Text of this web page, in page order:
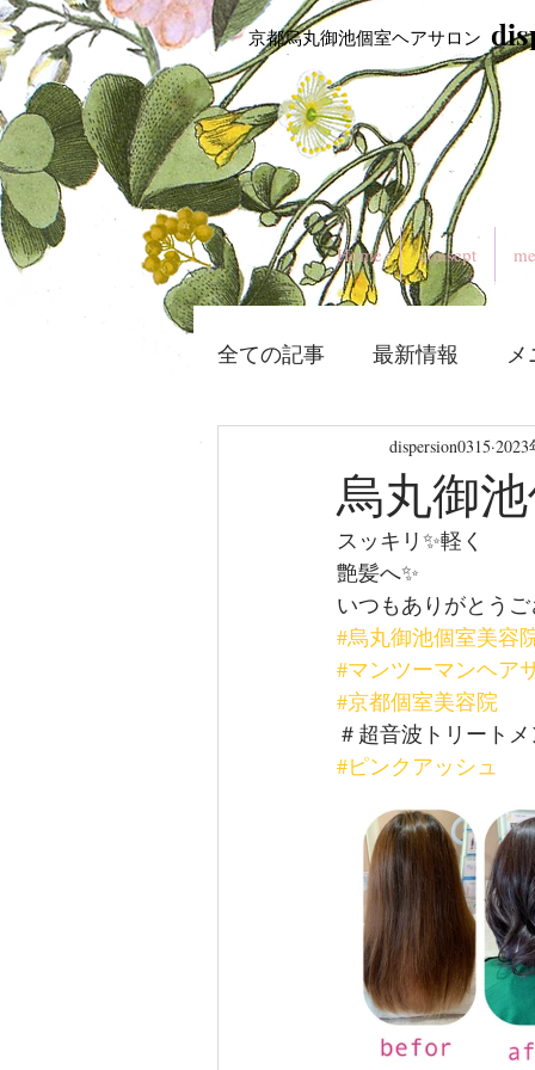
​ 京都烏丸御池個室ヘアサロン
Home consept
全ての記事 最新情報
烏丸御
dispersion0315
スッキリ✨軽く
艶髪へ✨
いつもありがとう
#烏丸御池個室美容
#マンツーマンヘア
#京都個室美容院
＃超音波トリート
#ピンクアッシュ